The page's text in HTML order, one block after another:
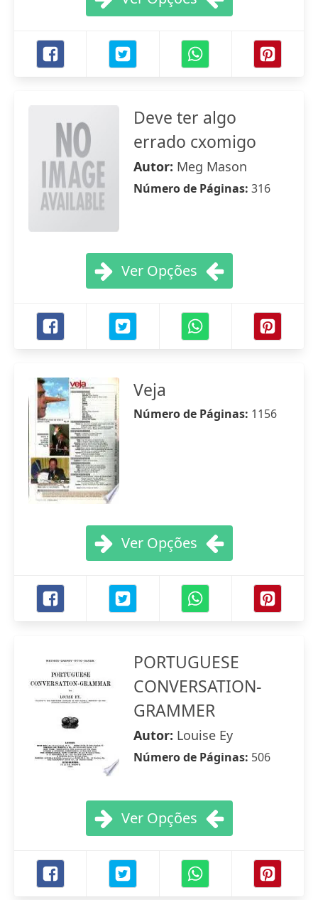
Deve ter algo
errado cxomigo
Autor: Meg Mason
Número de Páginas: 316
Ver Opções
Veja
Número de Páginas: 1156
Ver Opções
PORTUGUESE
CONVERSATION-
GRAMMER
Autor: Louise Ey
Número de Páginas: 506
Ver Opções